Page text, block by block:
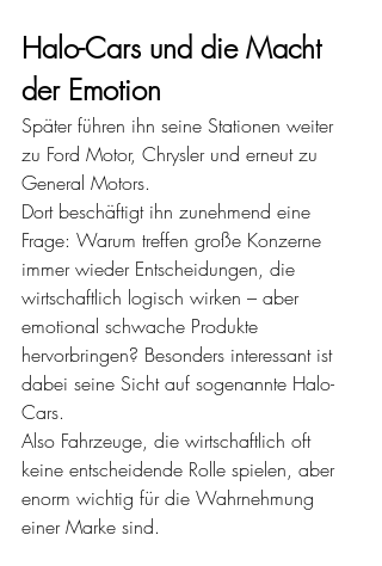
Halo-Cars und die Macht
der Emotion
Später führen ihn seine Stationen weiter
zu Ford Motor, Chrysler und erneut zu
General Motors.
Dort beschäftigt ihn zunehmend eine
Frage: Warum treffen große Konzerne
immer wieder Entscheidungen, die
wirtschaftlich logisch wirken – aber
emotional schwache Produkte
hervorbringen? Besonders interessant ist
dabei seine Sicht auf sogenannte Halo-
Cars.
Also Fahrzeuge, die wirtschaftlich oft
keine entscheidende Rolle spielen, aber
enorm wichtig für die Wahrnehmung
einer Marke sind.